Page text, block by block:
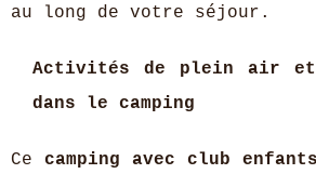
au long de votre séjour.
Activités de plein air et
dans le camping
Ce camping avec club enfants